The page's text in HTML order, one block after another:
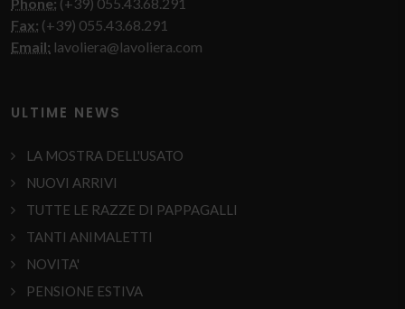
Fax: (+39) 055.43.68.291
Email: lavoliera@lavoliera.com
ULTIME NEWS
LA MOSTRA DELL'USATO
NUOVI ARRIVI
TUTTE LE RAZZE DI PAPPAGALLI
TANTI ANIMALETTI
NOVITA'
PENSIONE ESTIVA